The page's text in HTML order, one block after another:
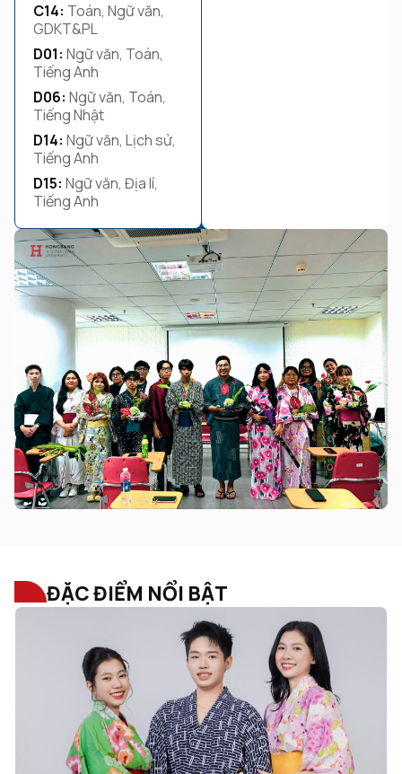
C14: Toán, Ngữ văn,
GDKT&PL
D01: Ngữ văn, Toán,
Tiếng Anh
D06: Ngữ văn, Toán,
Tiếng Nhật
D14: Ngữ văn, Lịch sử,
Tiếng Anh
D15: Ngữ văn, Địa lí,
Tiếng Anh
ĐẶC ĐIỂM NỔI BẬT